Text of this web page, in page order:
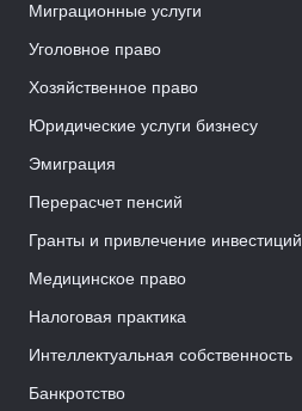
Миграционные услуги
Уголовное право
Хозяйственное право
Юридические услуги бизнесу
Эмиграция
Перерасчет пенсий
Гранты и привлечение инвестиций
Медицинское право
Налоговая практика
Интеллектуальная собственность
Банкротство